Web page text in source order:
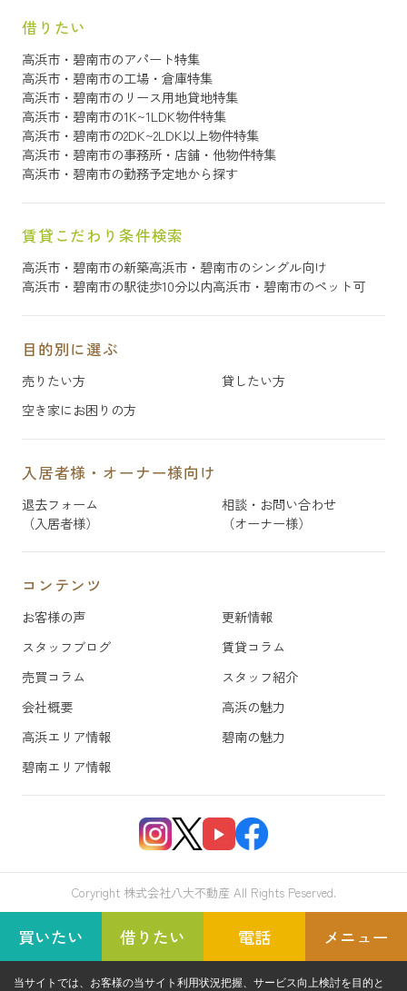
借りたい
高浜市・碧南市のアパート特集
高浜市・碧南市の工場・倉庫特集
高浜市・碧南市のリース用地貸地特集
高浜市・碧南市の1K~1LDK物件特集
高浜市・碧南市の2DK~2LDK以上物件特集
高浜市・碧南市の事務所・店舗・他物件特集
高浜市・碧南市の勤務予定地から探す
賃貸こだわり条件検索
高浜市・碧南市の新築高浜市・碧南市のシングル向け
高浜市・碧南市の駅徒歩10分以内高浜市・碧南市のペット可
目的別に選ぶ
売りたい方
貸したい方
空き家にお困りの方
入居者様・オーナー様向け
退去フォーム
（入居者様）
相談・お問い合わせ
（オーナー様）
コンテンツ
お客様の声
更新情報
スタッフブログ
賃貸コラム
売買コラム
スタッフ紹介
会社概要
高浜の魅力
高浜エリア情報
碧南の魅力
碧南エリア情報
Coryright 株式会社八大不動産 All Rights Peserved.
買いたい 借りたい 電話 メニュー
当サイトでは、お客様の当サイト利用状況把握、サービス向上検討を目的と